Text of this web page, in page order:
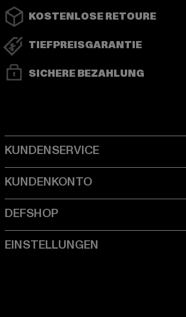
KOSTENLOSE RETOURE
TIEFPREISGARANTIE
SICHERE BEZAHLUNG